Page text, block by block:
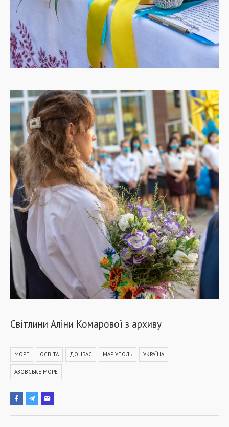
Світлини Аліни Комарової з архиву
МОРЕ ОСВІТА ДОНБАС МАРІУПОЛЬ УКРАЇНА
АЗОВСЬКЕ МОРЕ